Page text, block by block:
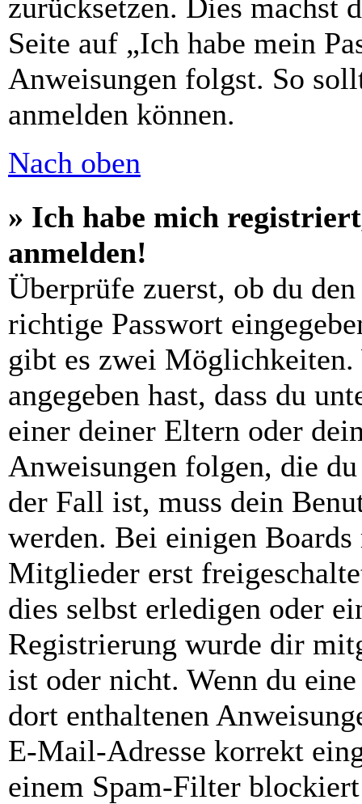
zurücksetzen. Dies machst
Seite auf „Ich habe mein
Anweisungen folgst. So
anmelden können.
Nach oben
» Ich habe mich
anmelden!
Überprüfe zuerst, ob du
richtige Passwort
gibt es zwei
angegeben hast, dass du
einer deiner Eltern oder
Anweisungen folgen, die
der Fall ist, muss dein
werden. Bei einigen Boards
Mitglieder erst
dies selbst erledigen oder
Registrierung wurde dir
ist oder nicht. Wenn du
dort enthaltenen
E-Mail-Adresse korrekt
einem Spam-Filter